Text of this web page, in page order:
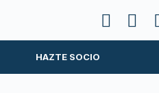
HAZTE SOCIO